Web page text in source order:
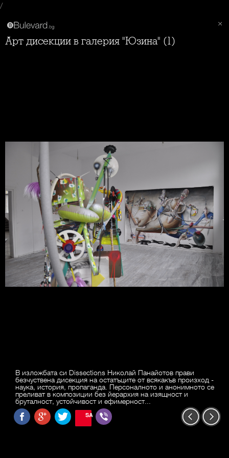
/
Арт дисекции в галерия "Юзина" (1)
В изложбата си Dissections Николай Панайотов прави
безчуствена дисекция на остатъците от всякакъв произход -
наука, история, пропаганда. Персоналното и анонимното се
преливат в композиции без йерархия на изящност и
бруталност, устойчивост и ефимерност...
SAVE